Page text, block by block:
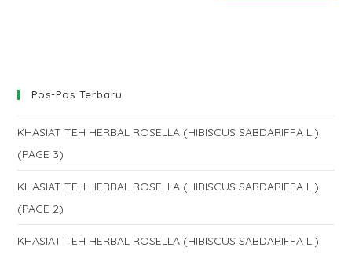
Pos-Pos Terbaru
KHASIAT TEH HERBAL ROSELLA (HIBISCUS SABDARIFFA L.)
(PAGE 3)
KHASIAT TEH HERBAL ROSELLA (HIBISCUS SABDARIFFA L.)
(PAGE 2)
KHASIAT TEH HERBAL ROSELLA (HIBISCUS SABDARIFFA L.)